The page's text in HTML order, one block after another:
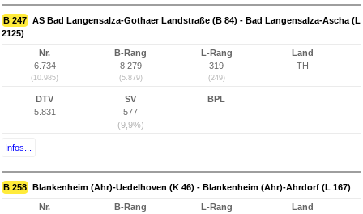
B 247 AS Bad Langensalza-Gothaer Landstraße (B 84) - Bad Langensalza-Ascha (L
2125)
Nr.
6.734
(10.985)
B-Rang
8.279
(5.879)
L-Rang
319
(249)
Land
TH
DTV
5.831
SV
577
(9,9%)
BPL
Infos...
B 258 Blankenheim (Ahr)-Uedelhoven (K 46) - Blankenheim (Ahr)-Ahrdorf (L 167)
Nr.
B-Rang
L-Rang
Land